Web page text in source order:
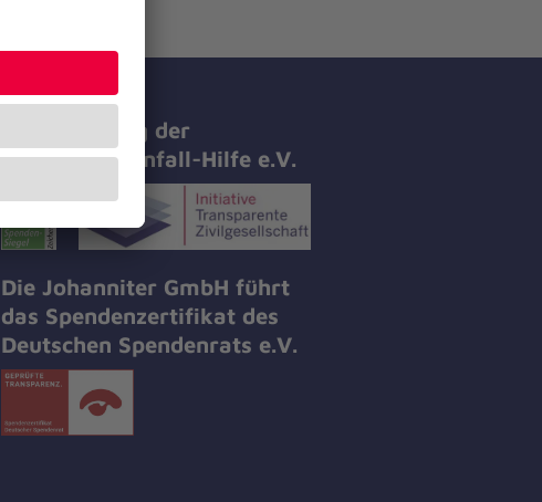
Zertifizierung der
Johanniter-Unfall-Hilfe e.V.
Die Johanniter GmbH führt
das Spendenzertifikat des
Deutschen Spendenrats e.V.